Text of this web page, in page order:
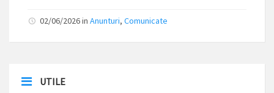
02/06/2026in Anunturi, Comunicate
UTILE